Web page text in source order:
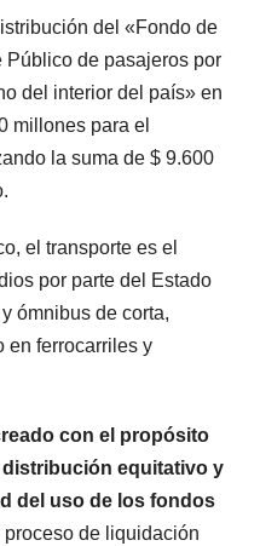
del «Fondo de
Público de pasajeros por
del interior del país» en
millones para el
la suma de $ 9.600
el transporte es el
por parte del Estado
ómnibus de corta,
en ferrocarriles y
con el propósito
equitativo y
del uso de los fondos
de liquidación